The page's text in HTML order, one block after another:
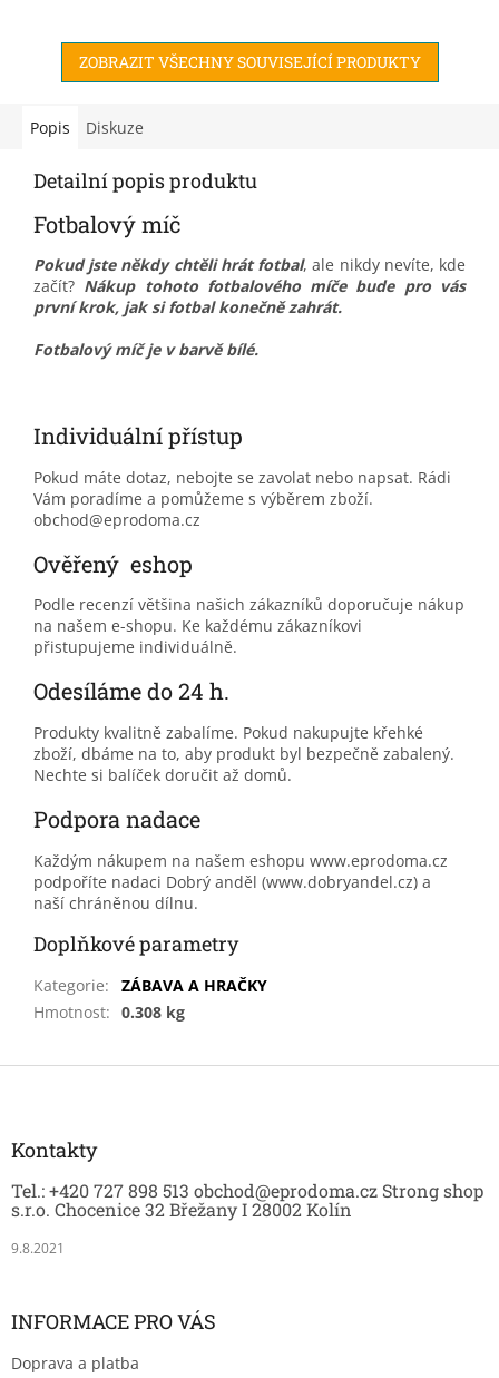
se dítě rychle a snadno
přesune...ZOBRAZIT VŠECHNY SOUVISEJÍCÍ PRODUKTY
Popis Diskuze
Detailní popis produktu
Fotbalový míč
Pokud jste někdy chtěli hrát fotbal, ale nikdy nevíte, kde
začít? Nákup tohoto fotbalového míče bude pro vás
první krok, jak si fotbal konečně zahrát.
Fotbalový míč je v barvě bílé.
Individuální přístup
Pokud máte dotaz, nebojte se zavolat nebo napsat. Rádi
Vám poradíme a pomůžeme s výběrem zboží.
obchod@eprodoma.cz
Ověřený eshop
Podle recenzí většina našich zákazníků doporučuje nákup
na našem e-shopu. Ke každému zákazníkovi
přistupujeme individuálně.
Odesíláme do 24 h.
Produkty kvalitně zabalíme. Pokud nakupujte křehké
zboží, dbáme na to, aby produkt byl bezpečně zabalený.
Nechte si balíček doručit až domů.
Podpora nadace
Každým nákupem na našem eshopu www.eprodoma.cz
podpoříte nadaci Dobrý anděl (www.dobryandel.cz) a
naší chráněnou dílnu.
Doplňkové parametry
Kategorie:
ZÁBAVA A HRAČKY
Hmotnost: 0.308 kg
Z
Kontakty
Tel.: +420 727 898 513 obchod@eprodoma.cz Strong shop
s.r.o. Chocenice 32 Břežany I 28002 Kolín
9.8.2021
INFORMACE PRO VÁS
Doprava a platba